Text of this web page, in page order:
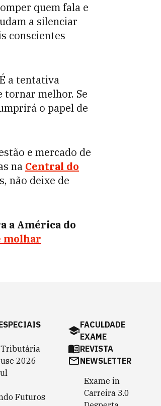
quem fala e
a silenciar
conscientes
a tentativa
tornar melhor. Se
o papel de
e mercado de
na Central do
não deixe de
a América do
molhar
Tributária
2026
Futuros
FACULDADE
EXAME
REVISTA
NEWSLETTER
Exame in
Carreira 3.0